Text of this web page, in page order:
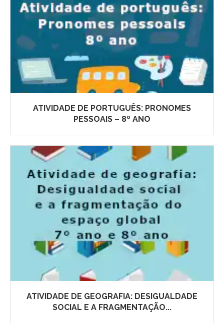
ATIVIDADE DE PORTUGUÊS: PRONOMES
PESSOAIS – 8º ANO
ATIVIDADE DE GEOGRAFIA: DESIGUALDADE
SOCIAL E A FRAGMENTAÇÃO...